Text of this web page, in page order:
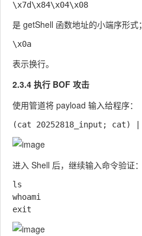
是 getShell 函数地址的小端序形式；
表示换行。
2.3.4 执行 BOF 攻击
使用管道将 payload 输入给程序：
进入 Shell 后，继续输入命令验证：
ls
whoami